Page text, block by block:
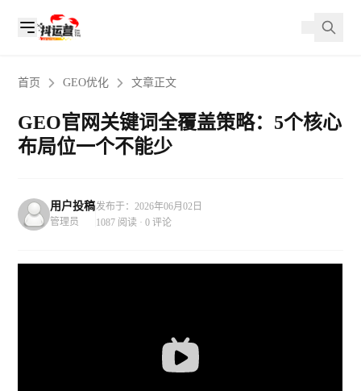
首页 GEO优化 文章正文
GEO官网关键词全覆盖策略：5个核心
布局位一个不能少
用户投稿
管理员
发布于：2026年06月02日
1087 阅读 · 0 评论